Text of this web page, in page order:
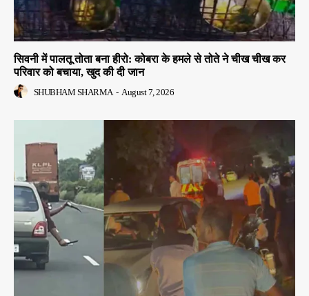
सिवनी में पालतू तोता बना हीरो: कोबरा के हमले से तोते ने चीख चीख कर
परिवार को बचाया, खुद की दी जान
SHUBHAM SHARMA - August 7, 2026